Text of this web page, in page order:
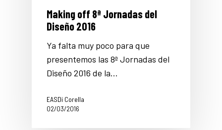
Making off 8ª Jornadas del
Diseño 2016
Ya falta muy poco para que
presentemos las 8ª Jornadas del
Diseño 2016 de la…
EASDi Corella
02/03/2016